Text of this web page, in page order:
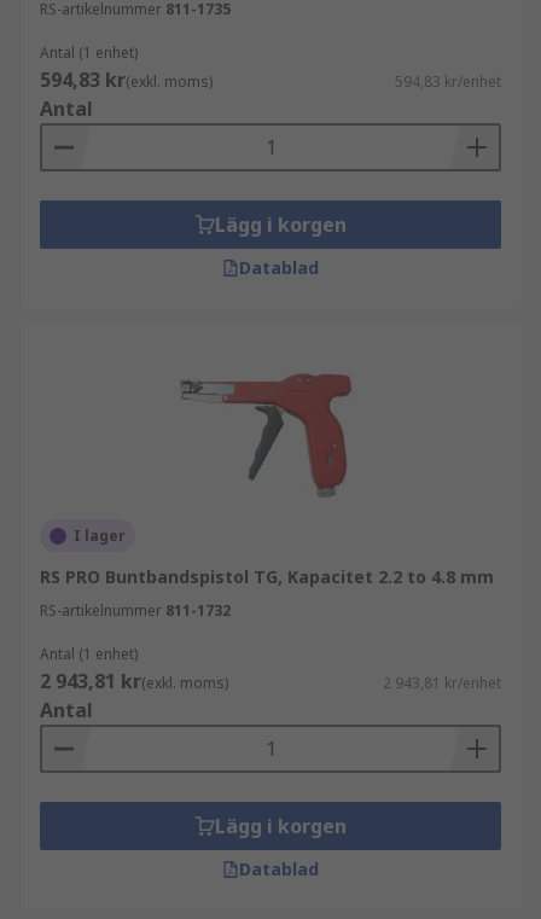
RS-artikelnummer 811-1735
Antal (1 enhet)
594,83 kr(exkl. moms) 594,83 kr/enhet
Antal
Lägg i korgen
Datablad
I lager
RS PRO Buntbandspistol TG, Kapacitet 2.2 to 4.8 mm
RS-artikelnummer 811-1732
Antal (1 enhet)
2 943,81 kr(exkl. moms) 2 943,81 kr/enhet
Antal
Lägg i korgen
Datablad